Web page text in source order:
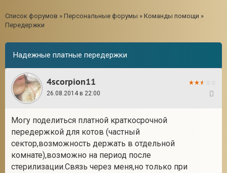
Список форумов » Персональные форумы » Команды помощи »
Передержки
Надежные платные передержки
4scorpion11
26.08.2014 в 22:00
Могу поделиться платной краткосрочной
передержкой для котов (частный
сектор,возможность держать в отдельной
комнате),возможно на период после
стерилизации.Связь через меня,но только при